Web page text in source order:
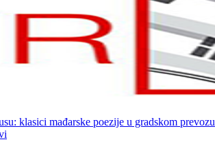
klasici mađarske poezije u gradskom prevozu